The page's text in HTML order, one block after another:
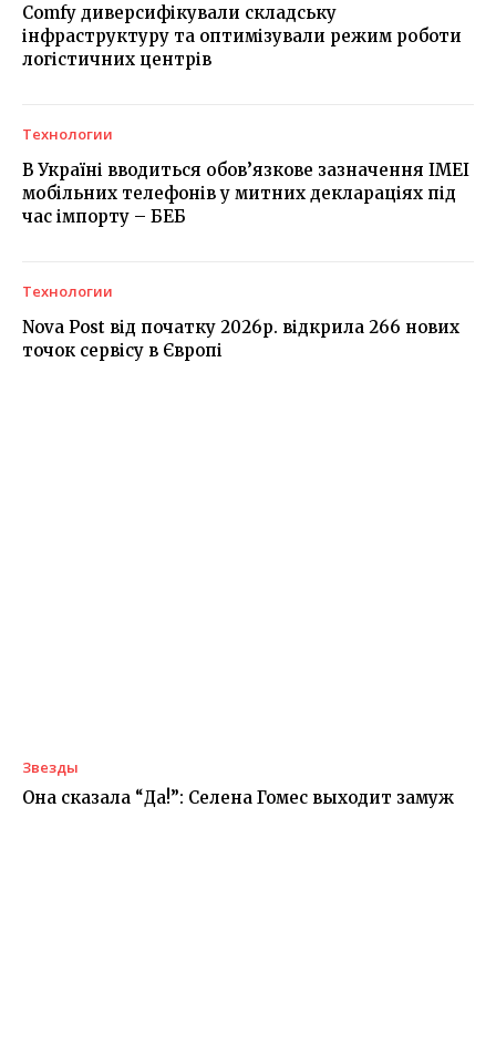
Comfy диверсифікували складську
інфраструктуру та оптимізували режим роботи
логістичних центрів
Технологии
В Україні вводиться обов’язкове зазначення IMEI
мобільних телефонів у митних деклараціях під
час імпорту – БЕБ
Технологии
Nova Post від початку 2026р. відкрила 266 нових
точок сервісу в Європі
Звезды
Она сказала “Да!”: Селена Гомес выходит замуж